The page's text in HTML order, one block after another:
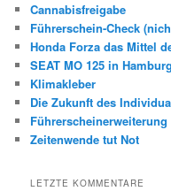
Cannabisfreigabe
Führerschein-Check
Honda Forza das Mittel
SEAT MO 125 in
Klimakleber
Die Zukunft des
Zeitenwende tut Not
LETZTE KOMMENTARE